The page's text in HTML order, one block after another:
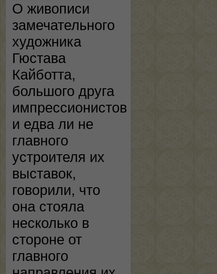
О живописи
замечательного
художника
Гюстава
Кайботта,
большого друга
импрессионистов
и едва ли не
главного
устроителя их
выставок,
говорили, что
она стояла
несколько в
стороне от
главного